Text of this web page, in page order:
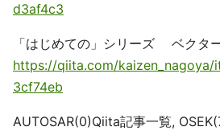
d3af4c3
「はじめての」シリーズ ベクタ
https://qiita.com/kaizen_nagoya/
3cf74eb
AUTOSAR(0)Qiita記事一覧,